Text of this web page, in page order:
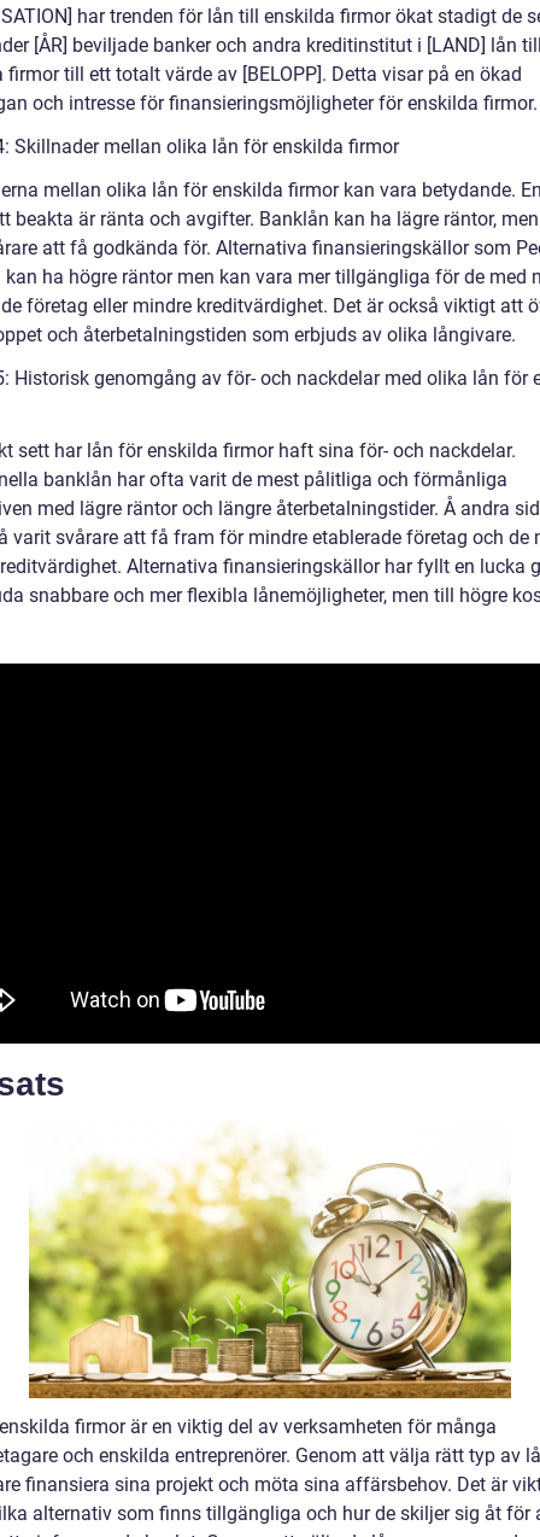
har trenden för lån till enskilda firmor ökat stadigt de
[ÅR] beviljade banker och andra kreditinstitut i [LAND] lån
firmor till ett totalt värde av [BELOPP]. Detta visar på en ökad
och intresse för finansieringsmöjligheter för enskilda firmor.
Skillnader mellan olika lån för enskilda firmor
mellan olika lån för enskilda firmor kan vara betydande.
beakta är ränta och avgifter. Banklån kan ha lägre räntor,
att få godkända för. Alternativa finansieringskällor som
kan ha högre räntor men kan vara mer tillgängliga för de med
företag eller mindre kreditvärdighet. Det är också viktigt att
och återbetalningstiden som erbjuds av olika långivare.
Historisk genomgång av för- och nackdelar med olika lån för
sett har lån för enskilda firmor haft sina för- och nackdelar.
banklån har ofta varit de mest pålitliga och förmånliga
med lägre räntor och längre återbetalningstider. Å andra
varit svårare att få fram för mindre etablerade företag och de
Alternativa finansieringskällor har fyllt en lucka
snabbare och mer flexibla lånemöjligheter, men till högre
firmor är en viktig del av verksamheten för många
och enskilda entreprenörer. Genom att välja rätt typ av
finansiera sina projekt och möta sina affärsbehov. Det är
alternativ som finns tillgängliga och hur de skiljer sig åt för